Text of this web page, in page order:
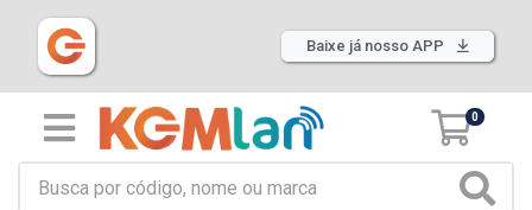
Baixe já nosso APP
0